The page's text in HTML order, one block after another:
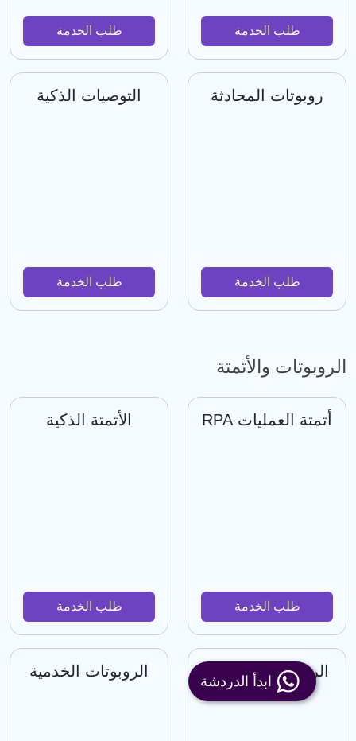
طلب الخدمة طلب الخدمة
روبوتات المحادثة
طلب الخدمة
التوصيات الذكية
طلب الخدمة
الروبوتات والأتمتة
أتمتة العمليات RPA
طلب الخدمة
الأتمتة الذكية
طلب الخدمة
الروبوتات الصناعية الروبوتات الخدمية
ابدأ الدردشة